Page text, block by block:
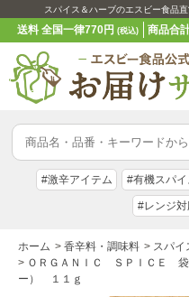
スパイス＆ハーブのエスビー食品
送料 全国一律770円(税込) 商品合
#激辛アイテム #有機スパイ
#レンジ対
ホーム > 香辛料・調味料 > スパイ
> ＯＲＧＡＮＩＣ ＳＰＩＣＥ
ー） １１ｇ